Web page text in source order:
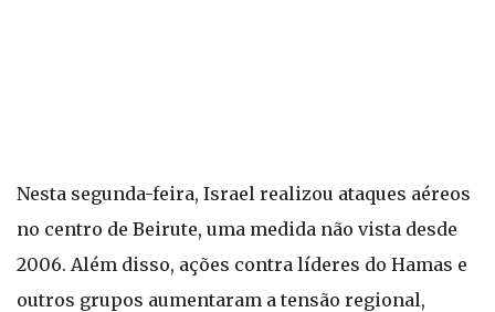
Nesta segunda-feira, Israel realizou ataques aéreos
no centro de Beirute, uma medida não vista desde
2006. Além disso, ações contra líderes do Hamas e
outros grupos aumentaram a tensão regional,